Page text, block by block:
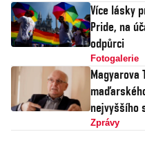
Více lásky
Pride, na
odpůrci
Fotogalerie
Magyarova
nejvyššího
Zprávy